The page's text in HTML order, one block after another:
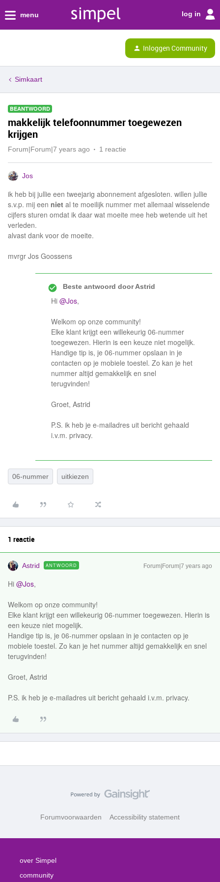
menu log in
Inloggen Community
Simkaart
BEANTWOORD
makkelijk telefoonnummer toegewezen
krijgen
Forum|Forum|7 years ago 1 reactie
Jos
ik heb bij jullie een tweejarig abonnement afgesloten. willen jullie
s.v.p. mij een niet al te moeilijk nummer met allemaal wisselende
cijfers sturen omdat ik daar wat moeite mee heb wetende uit het
verleden.
alvast dank voor de moeite.
mvrgr Jos Goossens
Beste antwoord doorAstrid
Hi @Jos,
Welkom op onze community!
Elke klant krijgt een willekeurig 06-nummer
toegewezen. Hierin is een keuze niet mogelijk.
Handige tip is, je 06-nummer opslaan in je
contacten op je mobiele toestel. Zo kan je het
nummer altijd gemakkelijk en snel
terugvinden!
Groet, Astrid
P.S. ik heb je e-mailadres uit bericht gehaald
i.v.m. privacy.
06-nummer uitkiezen
1 reactie
Astrid ANTWOORD Forum|Forum|7 years ago
Hi @Jos,
Welkom op onze community!
Elke klant krijgt een willekeurig 06-nummer toegewezen. Hierin is
een keuze niet mogelijk.
Handige tip is, je 06-nummer opslaan in je contacten op je
mobiele toestel. Zo kan je het nummer altijd gemakkelijk en snel
terugvinden!
Groet, Astrid
P.S. ik heb je e-mailadres uit bericht gehaald i.v.m. privacy.
Forumvoorwaarden Accessibility statement
over Simpel
community